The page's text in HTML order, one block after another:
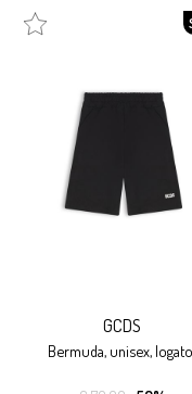
GCDS
bermuda, unisex, logato.